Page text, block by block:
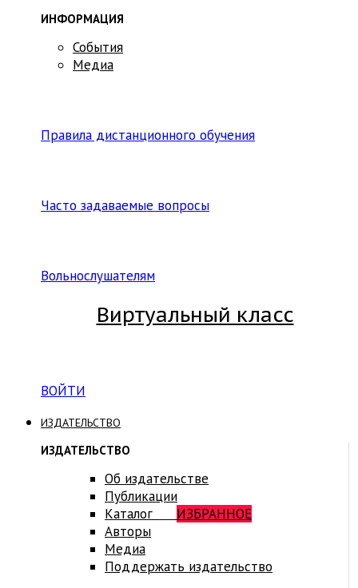
ИНФОРМАЦИЯ
События
Медиа
Правила дистанционного обучения
Часто задаваемые вопросы
Вольнослушателям
Виртуальный класс
ВОЙТИ
ИЗДАТЕЛЬСТВО
ИЗДАТЕЛЬСТВО
Об издательстве
Публикации
Каталог ИЗБРАННОЕ
Авторы
Медиа
Поддержать издательство